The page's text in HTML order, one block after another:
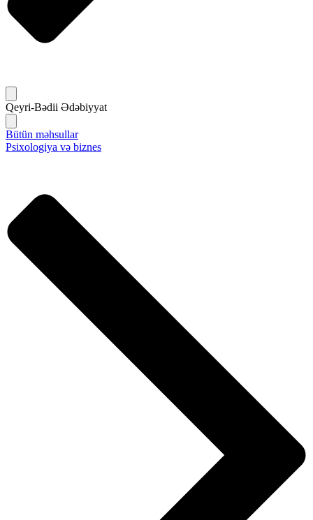
Qeyri-Bədii Ədəbiyyat
Bütün məhsullar
Psixologiya və biznes